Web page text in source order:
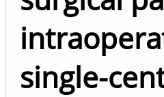
single-